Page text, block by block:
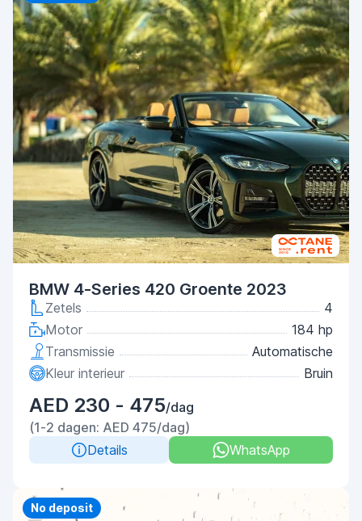
BMW 4-Series 420 Groente 2023
Zetels
4
Motor
184 hp
Transmissie
Automatische
Kleur interieur
Bruin
AED 230 - 475/dag
(1-2 dagen: AED 475/dag)
Details
WhatsApp
Priority
No deposit